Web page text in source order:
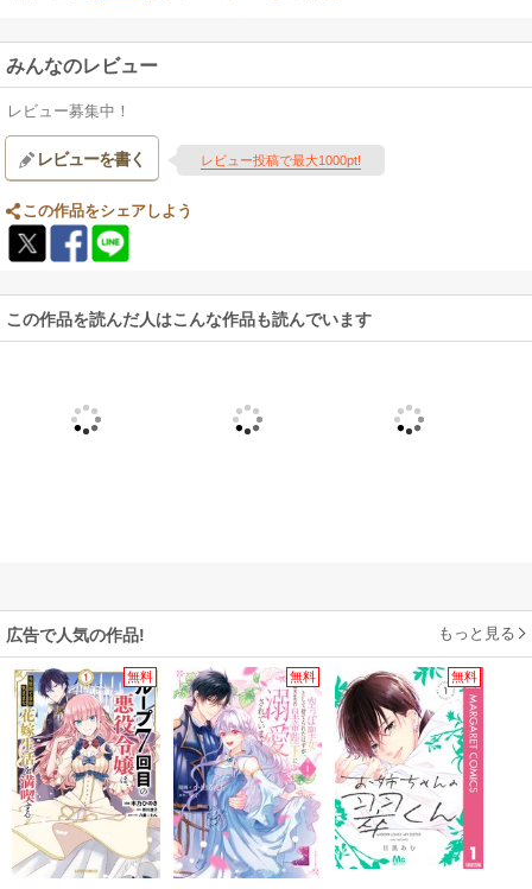
みんなのレビュー
レビュー募集中！
レビューを書く レビュー投稿で最大1000pt!
この作品をシェアしよう
この作品を読んだ人はこんな作品も読んでいます
広告で人気の作品! もっと見る
無料 無料 無料